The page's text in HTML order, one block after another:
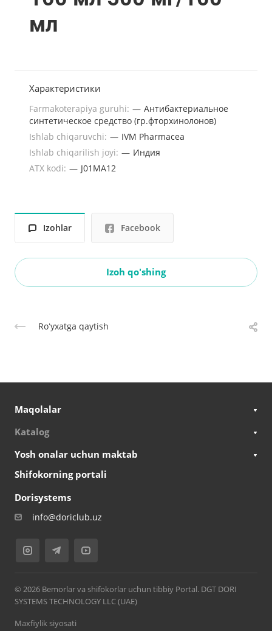
мл
Характеристики
Farmakoterapiya guruhi: — Антибактериальное
синтетическое средство (гр.фторхинолонов)
Ishlab chiqaruvchi: — IVM Pharmacea
Ishlab chiqarilish joyi: — Индия
ATX kodi: — J01MA12
Izohlar Facebook
Izoh qo'shing
Roʻyxatga qaytish
Maqolalar
Katalog
Yosh onalar uchun maktab
Shifokorning portali
Dorisystems
info@doriclub.uz
© 2026 Bemorlar va shifokorlar uchun tibbiy Portal. DGT DORI
SYSTEMS TECHNOLOGY LLC (UAE)
Maxfiylik siyosati